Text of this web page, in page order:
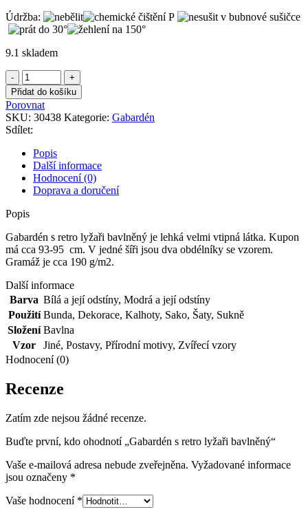
Údržba:
9.1 skladem
Gabardén
s
retro
lyžaři
bavlněný
množství
Přidat do košíku
Porovnat
SKU: 30438 Kategorie: Gabardén
Sdílet:
Popis
Další informace
Hodnocení (0)
Doprava a doručení
Popis
Gabardén s retro lyžaři bavlněný je lehká velmi vtipná látka. Kupon
má cca 93-95 cm. V jedné šíři jsou dva obdélníky se vzorem.
Gramáž je cca 190 g/m2.
Další informace
Barva Bílá a její odstíny, Modrá a její odstíny
Použití Bunda, Dekorace, Kalhoty, Sako, Šaty, Sukně
Složení Bavlna
Vzor
Jiné, Postavy, Přírodní motivy, Zvířecí vzory
Hodnocení (0)
Recenze
Zatím zde nejsou žádné recenze.
Buďte první, kdo ohodnotí „Gabardén s retro lyžaři bavlněný“
Vaše e-mailová adresa nebude zveřejněna. Vyžadované informace
jsou označeny *
Vaše hodnocení *